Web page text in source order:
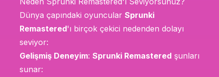
Dünya çapındaki oyuncular Sprunki
Remastered'ı birçok çekici nedenden dolayı
seviyor:
Gelişmiş Deneyim: Sprunki Remastered şunları
sunar: